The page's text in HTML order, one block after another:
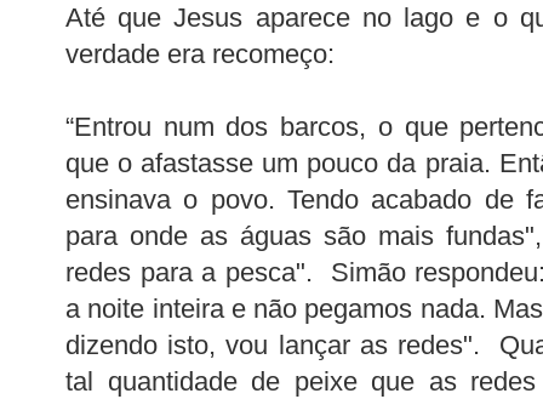
Até que Jesus aparece no lago e o
verdade era recomeço:
“Entrou num dos barcos, o que
que o afastasse um pouco da praia.
ensinava o povo. Tendo acabado de
para onde as águas são mais
redes para a pesca". Simão
a noite inteira e não pegamos nada.
dizendo isto, vou lançar as redes".
tal quantidade de peixe que as